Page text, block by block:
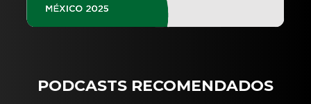
PODCASTS RECOMENDADOS